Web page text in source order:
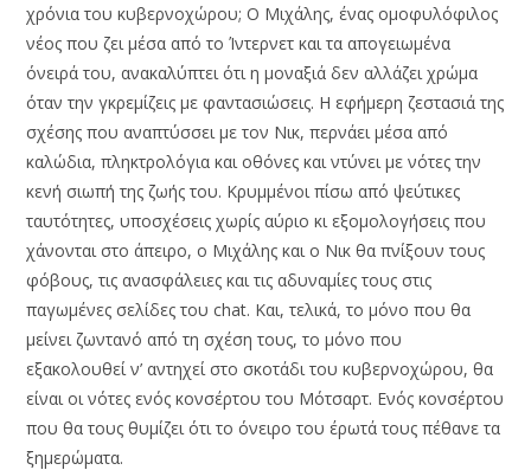
χρόνια του κυβερνοχώρου; Ο Μιχάλης, ένας ομοφυλόφιλος
νέος που ζει μέσα από το Ίντερνετ και τα απογειωμένα
όνειρά του, ανακαλύπτει ότι η μοναξιά δεν αλλάζει χρώμα
όταν την γκρεμίζεις με φαντασιώσεις. Η εφήμερη ζεστασιά της
σχέσης που αναπτύσσει με τον Νικ, περνάει μέσα από
καλώδια, πληκτρολόγια και οθόνες και ντύνει με νότες την
κενή σιωπή της ζωής του. Κρυμμένοι πίσω από ψεύτικες
ταυτότητες, υποσχέσεις χωρίς αύριο κι εξομολογήσεις που
χάνονται στο άπειρο, ο Μιχάλης και ο Νικ θα πνίξουν τους
φόβους, τις ανασφάλειες και τις αδυναμίες τους στις
παγωμένες σελίδες του chat. Και, τελικά, το μόνο που θα
μείνει ζωντανό από τη σχέση τους, το μόνο που
εξακολουθεί ν’ αντηχεί στο σκοτάδι του κυβερνοχώρου, θα
είναι οι νότες ενός κονσέρτου του Μότσαρτ. Ενός κονσέρτου
που θα τους θυμίζει ότι το όνειρο του έρωτά τους πέθανε τα
ξημερώματα.